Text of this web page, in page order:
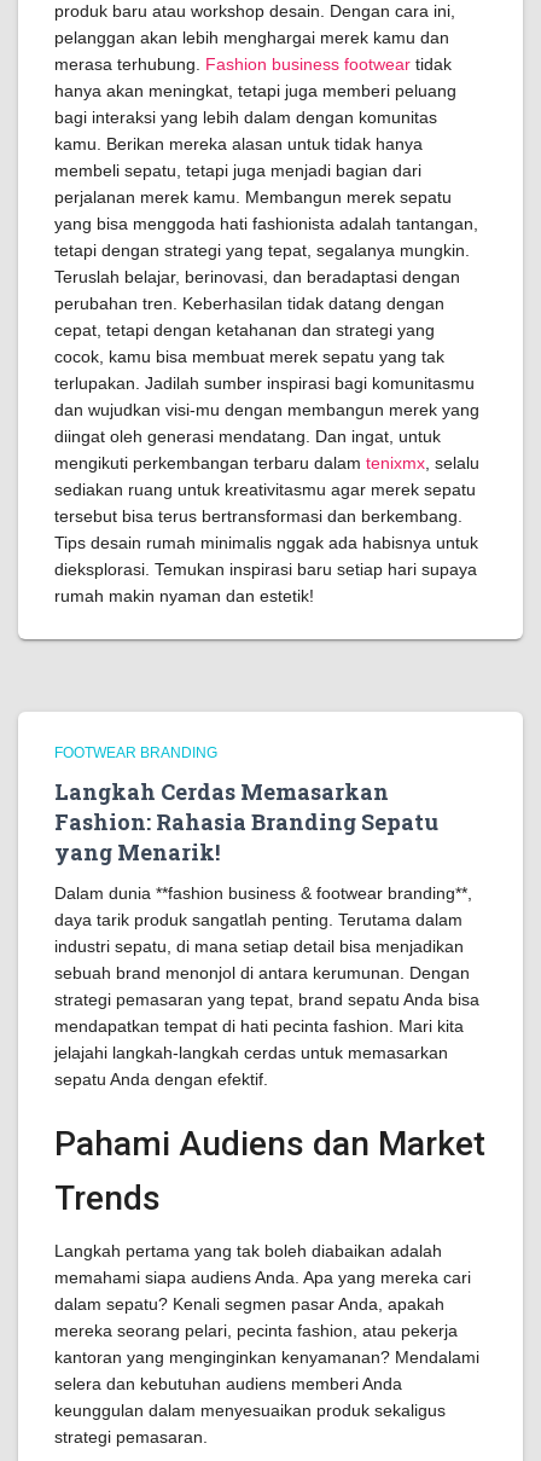
produk baru atau workshop desain. Dengan cara ini,
pelanggan akan lebih menghargai merek kamu dan
merasa terhubung. Fashion business footwear tidak
hanya akan meningkat, tetapi juga memberi peluang
bagi interaksi yang lebih dalam dengan komunitas
kamu. Berikan mereka alasan untuk tidak hanya
membeli sepatu, tetapi juga menjadi bagian dari
perjalanan merek kamu. Membangun merek sepatu
yang bisa menggoda hati fashionista adalah tantangan,
tetapi dengan strategi yang tepat, segalanya mungkin.
Teruslah belajar, berinovasi, dan beradaptasi dengan
perubahan tren. Keberhasilan tidak datang dengan
cepat, tetapi dengan ketahanan dan strategi yang
cocok, kamu bisa membuat merek sepatu yang tak
terlupakan. Jadilah sumber inspirasi bagi komunitasmu
dan wujudkan visi-mu dengan membangun merek yang
diingat oleh generasi mendatang. Dan ingat, untuk
mengikuti perkembangan terbaru dalam tenixmx , selalu
sediakan ruang untuk kreativitasmu agar merek sepatu
tersebut bisa terus bertransformasi dan berkembang.
Tips desain rumah minimalis nggak ada habisnya untuk
dieksplorasi. Temukan inspirasi baru setiap hari supaya
rumah makin nyaman dan estetik!
FOOTWEAR BRANDING
Langkah Cerdas Memasarkan
Fashion: Rahasia Branding Sepatu
yang Menarik!
Dalam dunia **fashion business & footwear branding**,
daya tarik produk sangatlah penting. Terutama dalam
industri sepatu, di mana setiap detail bisa menjadikan
sebuah brand menonjol di antara kerumunan. Dengan
strategi pemasaran yang tepat, brand sepatu Anda bisa
mendapatkan tempat di hati pecinta fashion. Mari kita
jelajahi langkah-langkah cerdas untuk memasarkan
sepatu Anda dengan efektif.
Pahami Audiens dan Market
Trends
Langkah pertama yang tak boleh diabaikan adalah
memahami siapa audiens Anda. Apa yang mereka cari
dalam sepatu? Kenali segmen pasar Anda, apakah
mereka seorang pelari, pecinta fashion, atau pekerja
kantoran yang menginginkan kenyamanan? Mendalami
selera dan kebutuhan audiens memberi Anda
keunggulan dalam menyesuaikan produk sekaligus
strategi pemasaran.